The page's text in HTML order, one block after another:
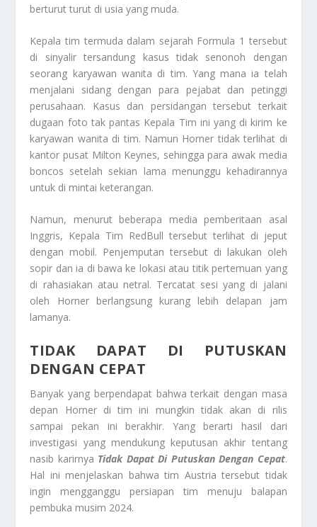
berturut turut di usia yang muda.
Kepala tim termuda dalam sejarah Formula 1 tersebut
di sinyalir tersandung kasus tidak senonoh dengan
seorang karyawan wanita di tim. Yang mana ia telah
menjalani sidang dengan para pejabat dan petinggi
perusahaan. Kasus dan persidangan tersebut terkait
dugaan foto tak pantas Kepala Tim ini yang di kirim ke
karyawan wanita di tim. Namun Horner tidak terlihat di
kantor pusat Milton Keynes, sehingga para awak media
boncos setelah sekian lama menunggu kehadirannya
untuk di mintai keterangan.
Namun, menurut beberapa media pemberitaan asal
Inggris, Kepala Tim RedBull tersebut terlihat di jeput
dengan mobil. Penjemputan tersebut di lakukan oleh
sopir dan ia di bawa ke lokasi atau titik pertemuan yang
di rahasiakan atau netral. Tercatat sesi yang di jalani
oleh Horner berlangsung kurang lebih delapan jam
lamanya.
TIDAK DAPAT DI PUTUSKAN
DENGAN CEPAT
Banyak yang berpendapat bahwa terkait dengan masa
depan Horner di tim ini mungkin tidak akan di rilis
sampai pekan ini berakhir. Yang berarti hasil dari
investigasi yang mendukung keputusan akhir tentang
nasib karirnya Tidak Dapat Di Putuskan Dengan Cepat.
Hal ini menjelaskan bahwa tim Austria tersebut tidak
ingin mengganggu persiapan tim menuju balapan
pembuka musim 2024.